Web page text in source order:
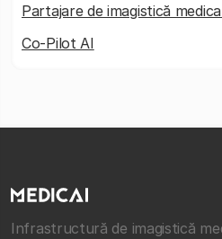
Partajare de imagistică
Co-Pilot AI
Infrastructură de imagistică